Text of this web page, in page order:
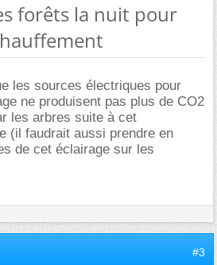
forêts la nuit pour
les sources électriques pour
ne produisent pas plus de CO2
les arbres suite à cet
(il faudrait aussi prendre en
de cet éclairage sur les
#3